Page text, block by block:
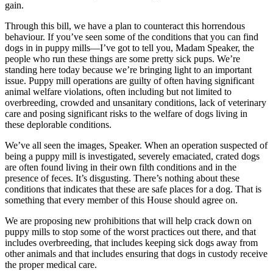
gain.
Through this bill, we have a plan to counteract this horrendous
behaviour. If you’ve seen some of the conditions that you can find
dogs in in puppy mills—I’ve got to tell you, Madam Speaker, the
people who run these things are some pretty sick pups. We’re
standing here today because we’re bringing light to an important
issue. Puppy mill operations are guilty of often having significant
animal welfare violations, often including but not limited to
overbreeding, crowded and unsanitary conditions, lack of veterinary
care and posing significant risks to the welfare of dogs living in
these deplorable conditions.
We’ve all seen the images, Speaker. When an operation suspected of
being a puppy mill is investigated, severely emaciated, crated dogs
are often found living in their own filth conditions and in the
presence of feces. It’s disgusting. There’s nothing about these
conditions that indicates that these are safe places for a dog. That is
something that every member of this House should agree on.
We are proposing new prohibitions that will help crack down on
puppy mills to stop some of the worst practices out there, and that
includes overbreeding, that includes keeping sick dogs away from
other animals and that includes ensuring that dogs in custody receive
the proper medical care.